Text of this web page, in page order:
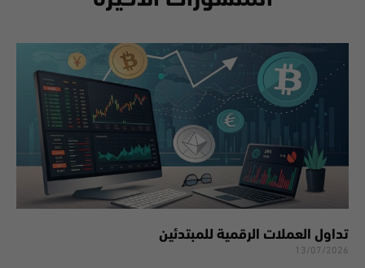
تداول العملات الرقمية للمبتدئين
13/07/2026